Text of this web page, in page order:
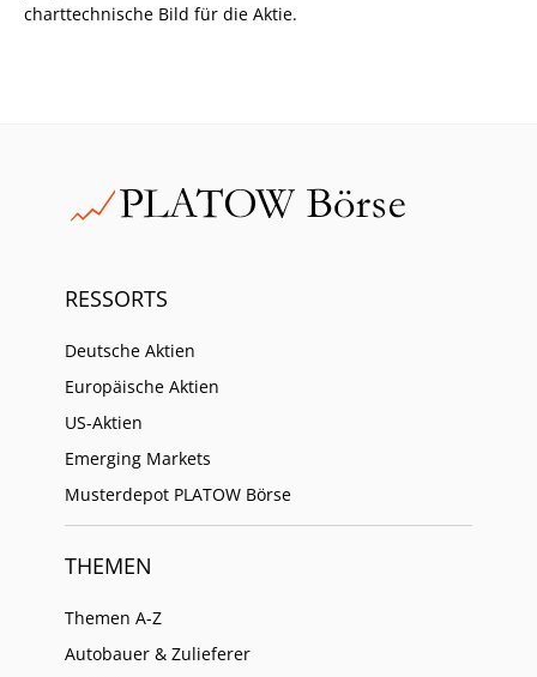
charttechnische Bild für die Aktie.
RESSORTS
Deutsche Aktien
Europäische Aktien
US-Aktien
Emerging Markets
Musterdepot PLATOW Börse
THEMEN
Themen A-Z
Autobauer & Zulieferer